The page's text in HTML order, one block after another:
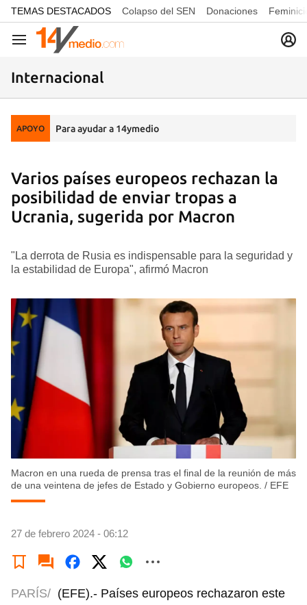
common.go-to-content
TEMAS DESTACADOS Colapso del SEN Donaciones
Navegación
Internacional
APOYO Para ayudar a 14ymedio
Varios países europeos rechazan la
posibilidad de enviar tropas a
Ucrania, sugerida por Macron
"La derrota de Rusia es indispensable para la seguridad y
la estabilidad de Europa", afirmó Macron
Macron en una rueda de prensa tras el final de la reunión de más
de una veintena de jefes de Estado y Gobierno europeos. / EFE
27 de febrero 2024 - 06:12
PARÍS/ (EFE).- Países europeos rechazaron este